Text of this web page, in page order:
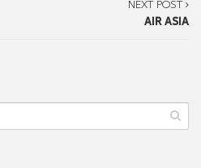
NEXT POST
AIR ASIA